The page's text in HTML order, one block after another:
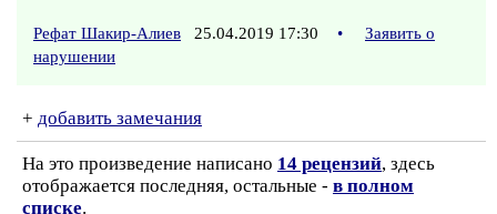
Рефат Шакир-Алиев 25.04.2019 17:30 •
Заявить о
нарушении
+ добавить замечания
На это произведение написано 14 рецензий, здесь
отображается последняя, остальные - в полном
списке.